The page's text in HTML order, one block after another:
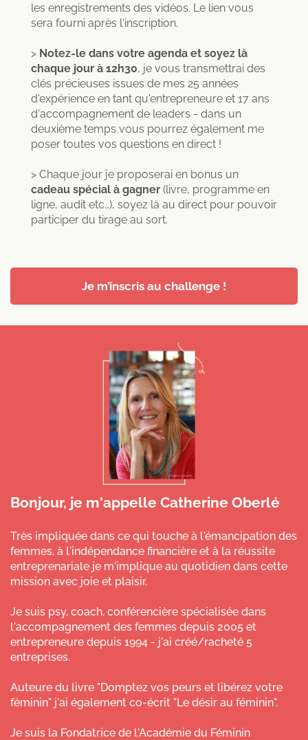
les enregistrements des vidéos. Le lien vous
sera fourni après l'inscription.
> Notez-le dans votre agenda et soyez là
chaque jour à 12h30, je vous transmettrai des
clés précieuses issues de mes 25 années
d'expérience en tant qu'entrepreneure et 17 ans
d'accompagnement de leaders - dans un
deuxième temps vous pourrez également me
poser toutes vos questions en direct !
> Chaque jour je proposerai en bonus un
cadeau spécial à gagner (livre, programme en
ligne, audit etc…), soyez là au direct pour pouvoir
participer du tirage au sort.
Je m’inscris au challenge !
Bonjour, je m'appelle Catherine Oberlé
Très impliquée dans ce qui touche à l'émancipation des
femmes, à l'indépendance financière et à la réussite
entreprenariale je m'implique au quotidien dans cette
mission avec joie et plaisir.
Je suis psy, coach, conférencière spécialisée dans
l'accompagnement des femmes depuis 2005 et
entrepreneure depuis 1994 - j'ai créé/racheté 5
entreprises.
Auteure du livre "Domptez vos peurs et libérez votre
féminin" j'ai également co-écrit "Le désir au féminin".
Je suis la Fondatrice de l'Académie du Féminin